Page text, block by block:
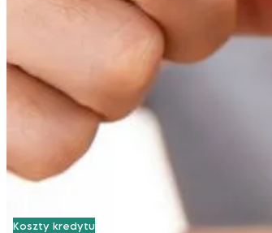
Koszty kredytu